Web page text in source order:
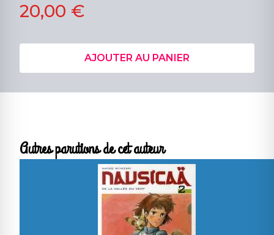
20,00 €
AJOUTER AU PANIER
Autres parutions de cet auteur